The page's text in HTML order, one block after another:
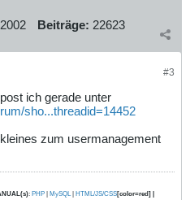
Beiträge: 22623
#3
ich gerade unter
sho...threadid=14452
zum usermanagement
: PHP MySQL| HTML/JS/CSS[color=red] |